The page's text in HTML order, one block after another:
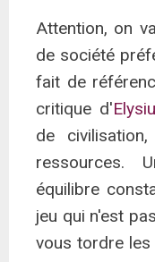
Attention, on
de société
fait de
critique d'
de
ressources.
équilibre
jeu qui n'est
vous tordre